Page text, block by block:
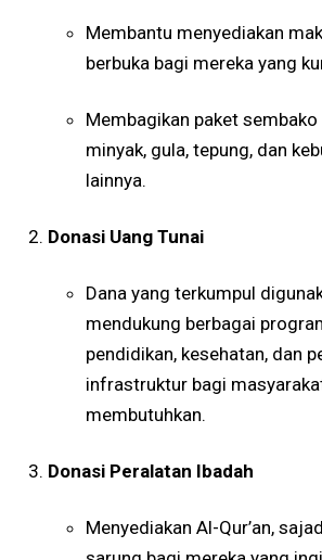
Membantu menyediakan
berbuka bagi mereka yang
Membagikan paket
minyak, gula, tepung, dan
lainnya.
Donasi Uang Tunai
Dana yang terkumpul
mendukung berbagai
pendidikan, kesehatan, dan
infrastruktur bagi
membutuhkan.
Donasi Peralatan Ibadah
Menyediakan Al-Qur’an,